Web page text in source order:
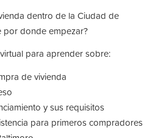
dentro de la Ciudad de
por donde empezar?
para aprender sobre:
de vivienda
y sus requisitos
para primeros compradores